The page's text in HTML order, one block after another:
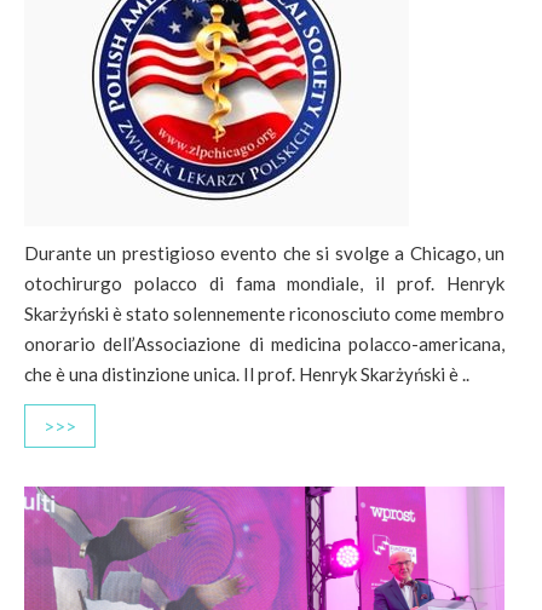
Durante un prestigioso evento che si svolge a Chicago, un
otochirurgo polacco di fama mondiale, il prof. Henryk
Skarżyński è stato solennemente riconosciuto come membro
onorario dell’Associazione di medicina polacco-americana,
che è una distinzione unica. Il prof. Henryk Skarżyński è ..
>>>